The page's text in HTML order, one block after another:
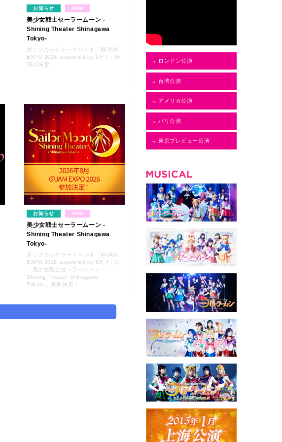
お知らせ NEW
美少女戦士セーラームーン -
Shining Theater Shinagawa
Tokyo-
ポップカルチャーイベント「@JAM
EXPO 2026 supported by UP-T」出
演日決定！
お知らせ NEW
美少女戦士セーラームーン -
Shining Theater Shinagawa
Tokyo-
ポップカルチャーイベント「@JAM
EXPO 2026 supported by UP-T」に
「美少女戦士セーラームーン -
Shining Theater Shinagawa
Tokyo-」参加決定！
→ ロンドン公演
→ 台湾公演
→ アメリカ公演
→ パリ公演
→ 東京プレビュー公演